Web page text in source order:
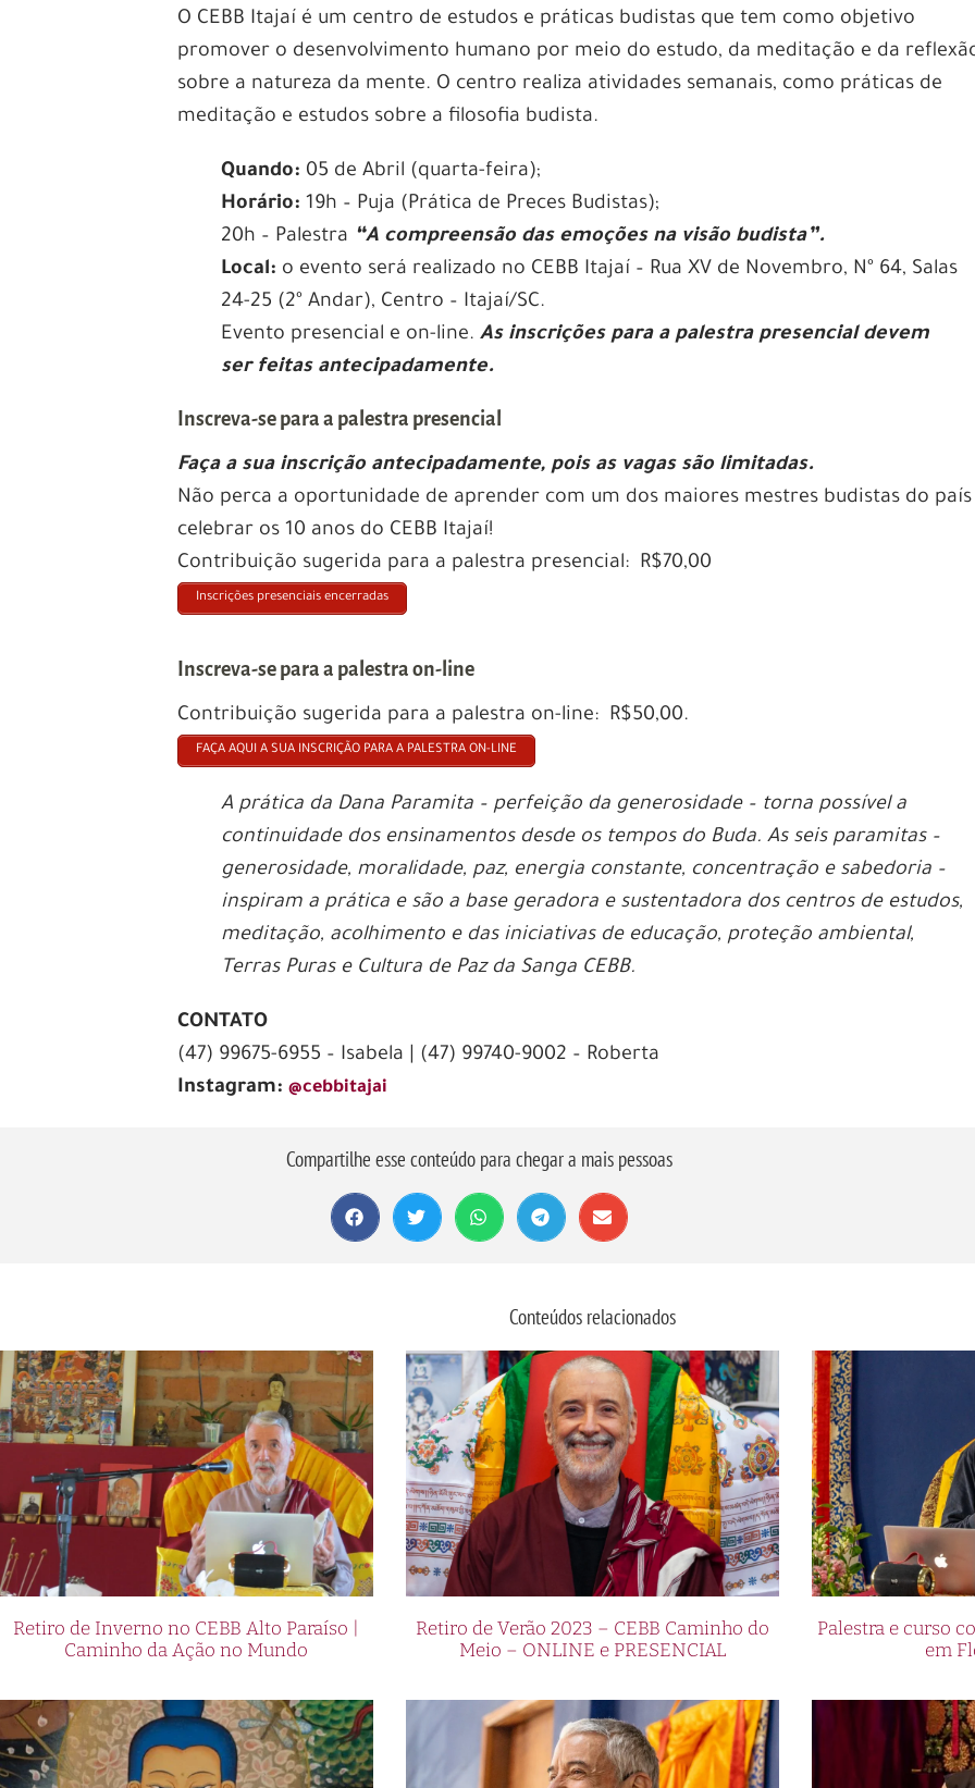
O CEBB Itajaí é um centro de estudos e práticas budistas que tem como objetivo
promover o desenvolvimento humano por meio do estudo, da meditação e da
sobre a natureza da mente. O centro realiza atividades semanais, como práticas de
meditação e estudos sobre a filosofia budista.
Quando: 05 de Abril (quarta-feira);
Horário: 19h – Puja (Prática de Preces Budistas);
20h – Palestra “A compreensão das emoções na visão budista”.
Local: o evento será realizado no CEBB Itajaí – Rua XV de Novembro, Nº 64, Salas
24-25 (2º Andar), Centro – Itajaí/SC.
Evento presencial e on-line.As inscrições para a palestra presencial devem
ser feitas antecipadamente.
Inscreva-se para a palestra presencial
Faça a sua inscrição antecipadamente, pois as vagas são limitadas.
Não perca a oportunidade de aprender com um dos maiores mestres budistas do país
celebrar os 10 anos do CEBB Itajaí!
Contribuição sugerida para a palestra presencial: R$70,00
Inscrições presenciais encerradas
Inscreva-se para a palestra on-line
Contribuição sugerida para a palestra on-line: R$50,00.
FAÇA AQUI A SUA INSCRIÇÃO PARA A PALESTRA ON-LINE
A prática da Dana Paramita – perfeição da generosidade – torna possível a
continuidade dos ensinamentos desde os tempos do Buda. As seis paramitas –
generosidade, moralidade, paz, energia constante, concentração e sabedoria –
inspiram a prática e são a base geradora e sustentadora dos centros de estudos,
meditação, acolhimento e das iniciativas de educação, proteção ambiental,
Terras Puras e Cultura de Paz da Sanga CEBB.
CONTATO
(47) 99675-6955 – Isabela | (47) 99740-9002 – Roberta
Instagram:@cebbitajai
Compartilhe esse conteúdo para chegar a mais pessoas
Conteúdos relacionados
Retiro de Inverno no CEBB Alto Paraíso |
Caminho da Ação no Mundo
Retiro de Verão 2023 – CEBB Caminho do
Meio – ONLINE e PRESENCIAL
Palestra e curso
em